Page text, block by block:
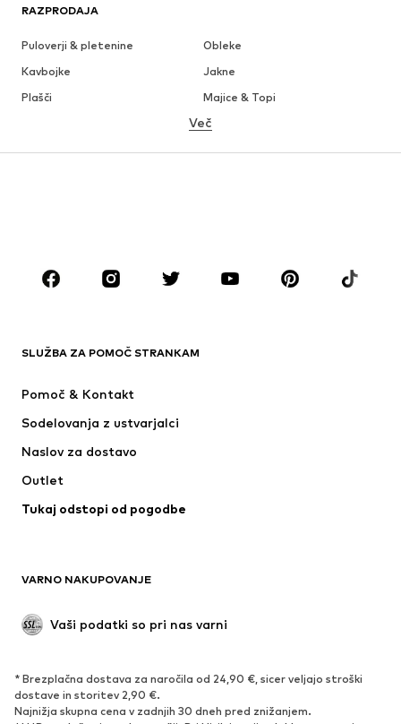
RAZPRODAJA
Puloverji & pletenine
Obleke
Kavbojke
Jakne
Plašči
Majice & Topi
Perilo
Krila
Bluze & Tunike
Dodatki
Premium
Novo
Perilo
Plašči
Kopalke & Kopalna moda
'Upcycling'
Novo
Superge
Gležnjarji
Več
SLUŽBA ZA POMOČ STRANKAM
Pomoč & Kontakt
Sodelovanja z ustvarjalci
Naslov za dostavo
Outlet
Tukaj odstopi od pogodbe
VARNO NAKUPOVANJE
Vaši podatki so pri nas varni
* Brezplačna dostava za naročila od 24,90 €, sicer veljajo stroški
dostave in storitev 2,90 €.
Najnižja skupna cena v zadnjih 30 dneh pred znižanjem.